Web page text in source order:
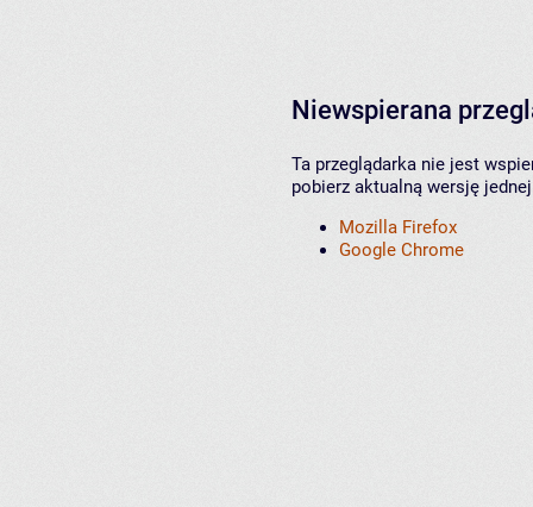
Niewspierana
Ta przeglądarka nie jest
pobierz aktualną wersję
Mozilla Firefox
Google Chrome